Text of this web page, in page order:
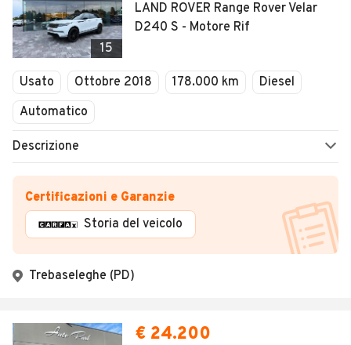
15
LAND ROVER Range Rover Velar
D240 S - Motore Rif
Usato Ottobre 2018 178.000 km
Diesel
Automatico
Descrizione
Certificazioni e Garanzie
Storia del veicolo
Trebaseleghe (PD)
€ 24.200